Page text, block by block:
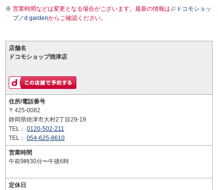
営業時間などは変更となる場合がございます。最新の情報は
ドコモショッ
プ／d gardenからご確認ください。
店舗名
ドコモショップ焼津店
住所/電話番号
〒425-0082
静岡県焼津市大村2丁目29-19
TEL： 0120-502-211
TEL： 054-625-8610
営業時間
午前9時30分〜午後6時
定休日